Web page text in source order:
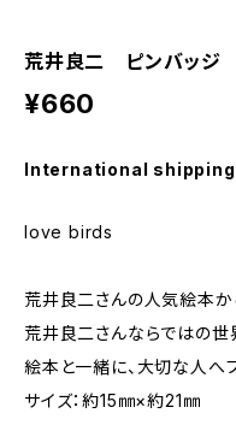
荒井良二 ピンバッ
¥660
International
love birds
荒井良二さんの人気絵本か
荒井良二さんならではの世
絵本と一緒に、大切な人へ
サイズ：約15㎜×約21㎜